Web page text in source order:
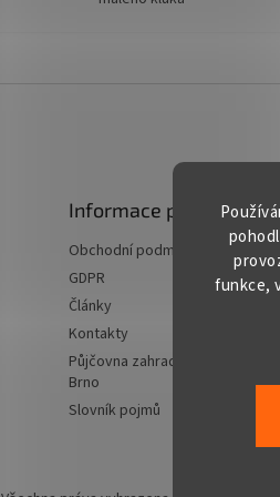
funkce,
Informace pro vás
Obchodní podmínky
GDPR
Články
Kontakty
Půjčovna zahradní techniky
Brno
Slovník pojmů